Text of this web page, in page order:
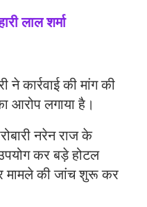
लाल शर्मा
कार्रवाई की मांग की
आरोप लगाया है।
नरेन राज के
कर बड़े होटल
मामले की जांच शुरू कर